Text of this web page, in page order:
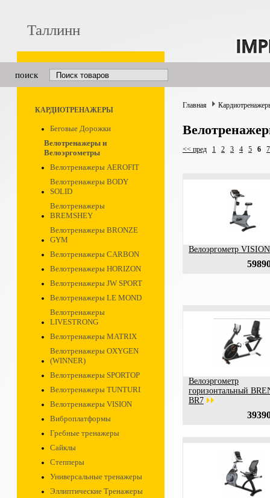
Таллинн
поиск
КАРДИОТРЕНАЖЕРЫ
Беговые Дорожки
Велотренажеры и
Велоэргометры
Велотренажеры AEROFIT
Велотренажеры BODY
SOLID
Велотренажеры
BREMSHEY
Велотренажеры BRONZE
GYM
Велотренажеры CARBON
Велотренажеры HORIZON
Велотренажеры JW SPORT
Велотренажеры LE MOND
Велотренажеры
LIVESTRONG
Велотренажеры MATRIX
Велотренажеры OXYGEN
(WINNER)
Велотренажеры SPORTOP
Велотренажеры TUNTURI
Велотренажеры VISION
Виброплатформы
Гребные тренажеры
Сайклы
Степперы
Универсальные тренажеры
Эллиптические Тренажеры
Главная
<< пред 1 2 3 4 5 6 7
Велоэргометр
Велоэргометр
горизонтальный
BR7